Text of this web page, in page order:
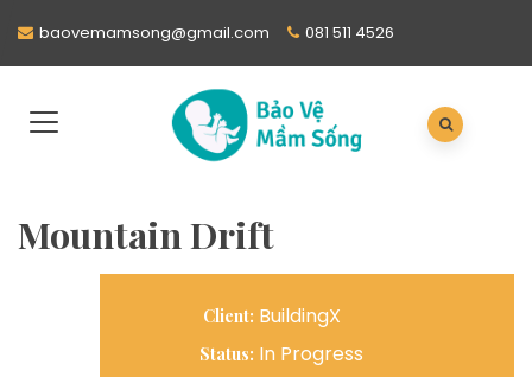
baovemamsong@gmail.com 081 511 4526
Mountain Drift
Client: BuildingX
Status: In Progress